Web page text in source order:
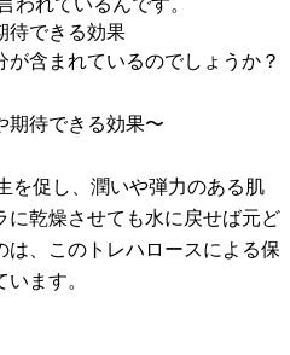
待できる効果
含まれているのでしょうか？
期待できる効果〜
を促し、潤いや弾力のある肌
に乾燥させても水に戻せば元ど
は、このトレハロースによる保
ます。